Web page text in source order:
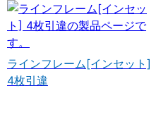
ラインフレーム[インセット]
4枚引違